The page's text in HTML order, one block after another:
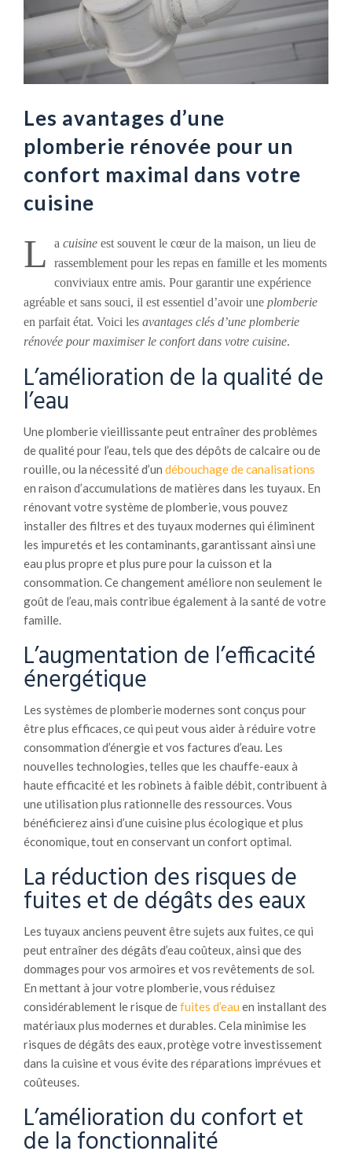
Les avantages d’une
plomberie rénovée pour un
confort maximal dans votre
cuisine
L a cuisine est souvent le cœur de la maison, un lieu de
rassemblement pour les repas en famille et les moments
conviviaux entre amis. Pour garantir une expérience
agréable et sans souci, il est essentiel d’avoir une plomberie
en parfait état. Voici les avantages clés d’une plomberie
rénovée pour maximiser le confort dans votre cuisine.
L’amélioration de la qualité de
l’eau
Une plomberie vieillissante peut entraîner des problèmes
de qualité pour l’eau, tels que des dépôts de calcaire ou de
rouille, ou la nécessité d’un débouchage de canalisations
en raison d’accumulations de matières dans les tuyaux. En
rénovant votre système de plomberie, vous pouvez
installer des filtres et des tuyaux modernes qui éliminent
les impuretés et les contaminants, garantissant ainsi une
eau plus propre et plus pure pour la cuisson et la
consommation. Ce changement améliore non seulement le
goût de l’eau, mais contribue également à la santé de votre
famille.
L’augmentation de l’efficacité
énergétique
Les systèmes de plomberie modernes sont conçus pour
être plus efficaces, ce qui peut vous aider à réduire votre
consommation d’énergie et vos factures d’eau. Les
nouvelles technologies, telles que les chauffe-eaux à
haute efficacité et les robinets à faible débit, contribuent à
une utilisation plus rationnelle des ressources. Vous
bénéficierez ainsi d’une cuisine plus écologique et plus
économique, tout en conservant un confort optimal.
La réduction des risques de
fuites et de dégâts des eaux
Les tuyaux anciens peuvent être sujets aux fuites, ce qui
peut entraîner des dégâts d’eau coûteux, ainsi que des
dommages pour vos armoires et vos revêtements de sol.
En mettant à jour votre plomberie, vous réduisez
considérablement le risque defuites d’eau en installant des
matériaux plus modernes et durables. Cela minimise les
risques de dégâts des eaux, protège votre investissement
dans la cuisine et vous évite des réparations imprévues et
coûteuses.
L’amélioration du confort et
de la fonctionnalité